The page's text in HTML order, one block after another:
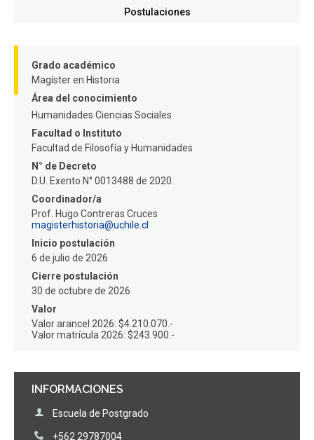
Postulaciones
INFORMACIONES
Escuela de Postgrado
+562 29787004
Grado académico
Magíster en Historia
Área del conocimiento
Humanidades Ciencias Sociales
Facultad o Instituto
Facultad de Filosofía y Humanidades
N° de Decreto
D.U. Exento N° 0013488 de 2020.
Coordinador/a
Prof. Hugo Contreras Cruces
magisterhistoria@uchile.cl
Inicio postulación
6 de julio de 2026
Cierre postulación
30 de octubre de 2026
Valor
Valor arancel 2026: $4.210.070.-
Valor matrícula 2026: $243.900.-